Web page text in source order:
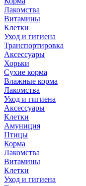
Лакомства
Витамины
Клетки
Уход и гигиена
Транспортировка
Аксессуары
Хорьки
Сухие корма
Влажные корма
Лакомства
Уход и гигиена
Аксессуары
Клетки
Амуниция
Птицы
Корма
Лакомства
Витамины
Клетки
Уход и гигиена